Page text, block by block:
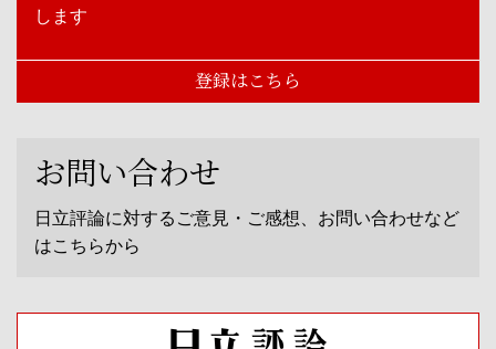
します
登録はこちら
お問い合わせ
日立評論に対するご意見・ご感想、お問い合わせなど
はこちらから